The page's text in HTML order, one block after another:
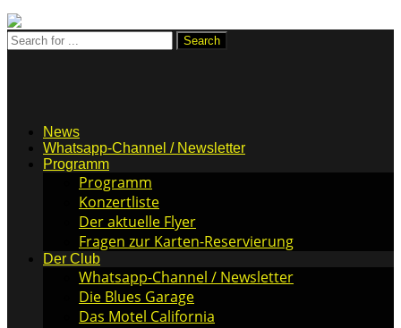
News
Whatsapp-Channel / Newsletter
Programm
Programm
Konzertliste
Der aktuelle Flyer
Fragen zur Karten-Reservierung
Der Club
Whatsapp-Channel / Newsletter
Die Blues Garage
Das Motel California